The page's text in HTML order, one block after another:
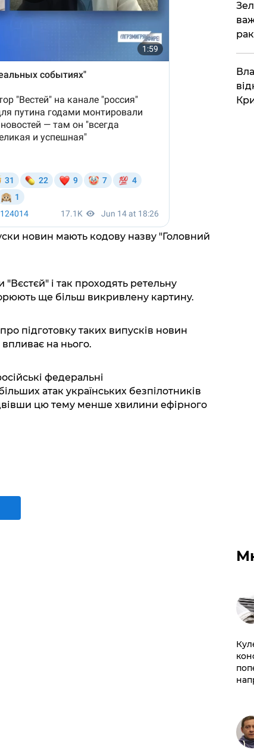
новин мають кодову назву "Головний
і так проходять ретельну
ще більш викривлену картину.
підготовку таких випусків новин
на нього.
федеральні
атак українських безпілотників
цю тему менше хвилини ефірного